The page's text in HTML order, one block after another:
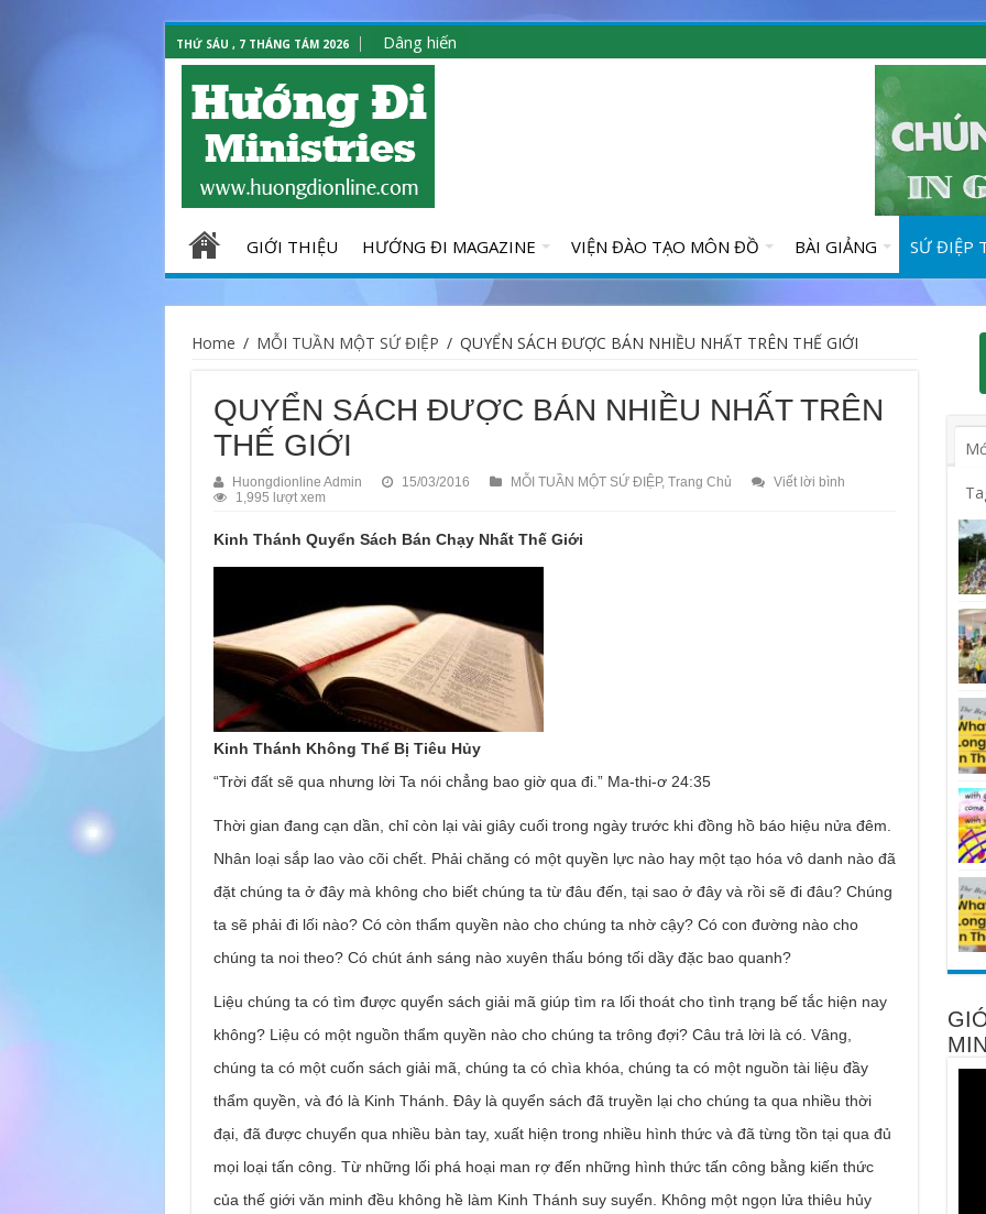
THỨ SÁU , 7 THÁNG TÁM 2026 Dâng hiến
GIỚI THIỆU HƯỚNG ĐI MAGAZINE VIỆN ĐÀO TẠO MÔN ĐỒ BÀI GIẢNG SỨ ĐIỆP
Home / MỖI TUẦN MỘT SỨ ĐIỆP / QUYỂN SÁCH ĐƯỢC BÁN NHIỀU NHẤT TRÊN THẾ GIỚI
QUYỂN SÁCH ĐƯỢC BÁN NHIỀU NHẤT TRÊN
THẾ GIỚI
Huongdionline Admin 15/03/2016 MỖI TUẦN MỘT SỨ ĐIỆP, Trang Chủ
Viết lời bình
1,995 lượt xem
Kinh Thánh Quyển Sách Bán Chạy Nhất Thế Giới
Kinh Thánh Không Thể Bị Tiêu Hủy
“Trời đất sẽ qua nhưng lời Ta nói chẳng bao giờ qua đi.” Ma-thi-ơ 24:35
Thời gian đang cạn dần, chỉ còn lại vài giây cuối trong ngày trước khi đồng hồ báo hiệu nửa đêm.
Nhân loại sắp lao vào cõi chết. Phải chăng có một quyền lực nào hay một tạo hóa vô danh nào đã
đặt chúng ta ở đây mà không cho biết chúng ta từ đâu đến, tại sao ở đây và rồi sẽ đi đâu? Chúng
ta sẽ phải đi lối nào? Có còn thẩm quyền nào cho chúng ta nhờ cậy? Có con đường nào cho
chúng ta noi theo? Có chút ánh sáng nào xuyên thấu bóng tối dầy đặc bao quanh?
Liệu chúng ta có tìm được quyển sách giải mã giúp tìm ra lối thoát cho tình trạng bế tắc hiện nay
không? Liệu có một nguồn thẩm quyền nào cho chúng ta trông đợi? Câu trả lời là có. Vâng,
chúng ta có một cuốn sách giải mã, chúng ta có chìa khóa, chúng ta có một nguồn tài liệu đầy
thẩm quyền, và đó là Kinh Thánh. Ðây là quyển sách đã truyền lại cho chúng ta qua nhiều thời
đại, đã được chuyển qua nhiều bàn tay, xuất hiện trong nhiều hình thức và đã từng tồn tại qua đủ
mọi loại tấn công. Từ những lối phá hoại man rợ đến những hình thức tấn công bằng kiến thức
của thế giới văn minh đều không hề làm Kinh Thánh suy suyển. Không một ngọn lửa thiêu hủy